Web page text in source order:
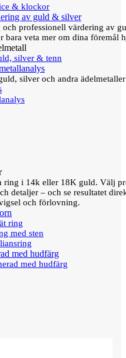
& klockor
av guld & silver
professionell värdering av
bara veta mer om dina föremål
silver & tenn
silver och andra
ring i 14k eller 18K guld. Välj
detaljer – och se resultatet
och förlovning.
ring
med sten
med hudfärg